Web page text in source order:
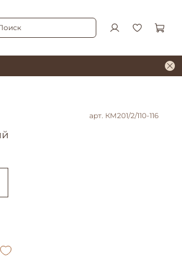
арт. КМ201/2/110-116